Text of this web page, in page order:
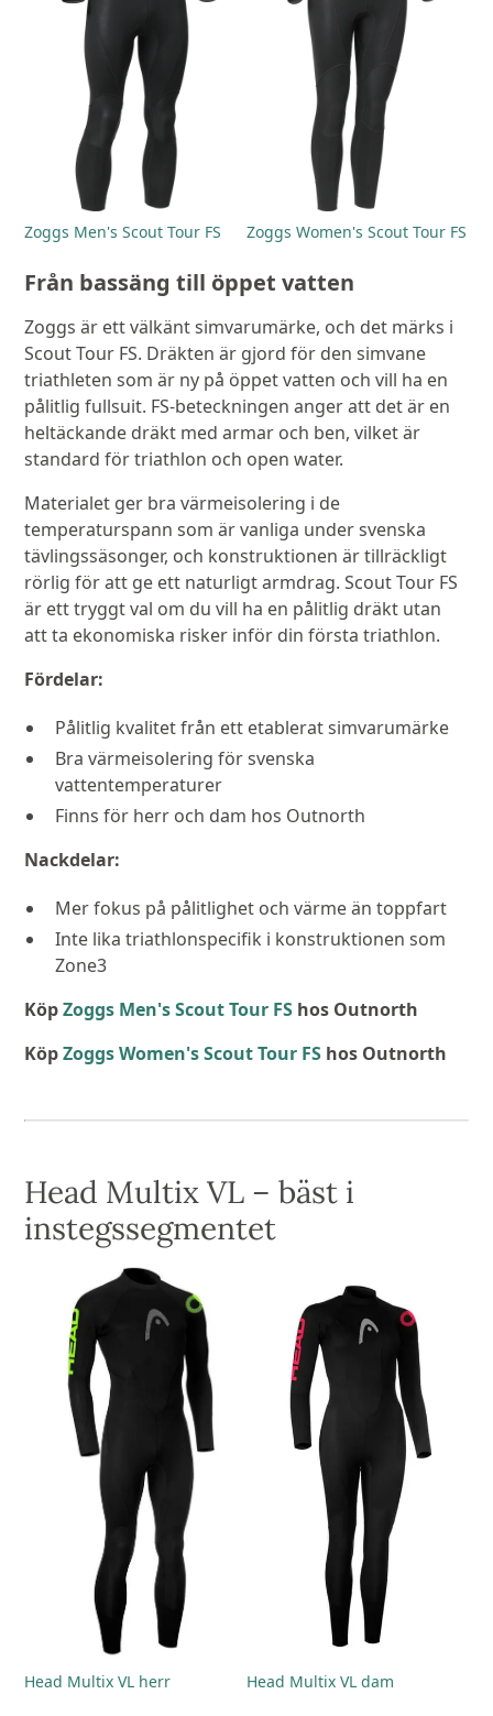
Zoggs Men's Scout Tour FS Zoggs Women's Scout Tour FS
Från bassäng till öppet vatten
Zoggs är ett välkänt simvarumärke, och det märks i
Scout Tour FS. Dräkten är gjord för den simvane
triathleten som är ny på öppet vatten och vill ha en
pålitlig fullsuit. FS-beteckningen anger att det är en
heltäckande dräkt med armar och ben, vilket är
standard för triathlon och open water.
Materialet ger bra värmeisolering i de
temperaturspann som är vanliga under svenska
tävlingssäsonger, och konstruktionen är tillräckligt
rörlig för att ge ett naturligt armdrag. Scout Tour FS
är ett tryggt val om du vill ha en pålitlig dräkt utan
att ta ekonomiska risker inför din första triathlon.
Fördelar:
Pålitlig kvalitet från ett etablerat simvarumärke
Bra värmeisolering för svenska
vattentemperaturer
Finns för herr och dam hos Outnorth
Nackdelar:
Mer fokus på pålitlighet och värme än toppfart
Inte lika triathlonspecifik i konstruktionen som
Zone3
KöpZoggs Men's Scout Tour FS hos Outnorth
KöpZoggs Women's Scout Tour FS hos Outnorth
Head Multix VL – bäst i
instegssegmentet
Head Multix VL herr Head Multix VL dam